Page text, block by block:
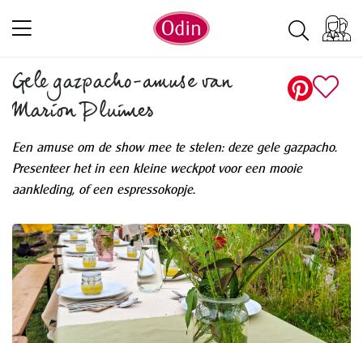
Gele gazpacho-amuse van
Marion Pluimes
Een amuse om de show mee te stelen: deze gele gazpacho.
Presenteer het in een kleine weckpot voor een mooie
aankleding, of een espressokopje.